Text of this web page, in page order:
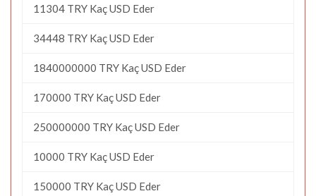
11304 TRY Kaç USD Eder
34448 TRY Kaç USD Eder
1840000000 TRY Kaç USD Eder
170000 TRY Kaç USD Eder
250000000 TRY Kaç USD Eder
10000 TRY Kaç USD Eder
150000 TRY Kaç USD Eder